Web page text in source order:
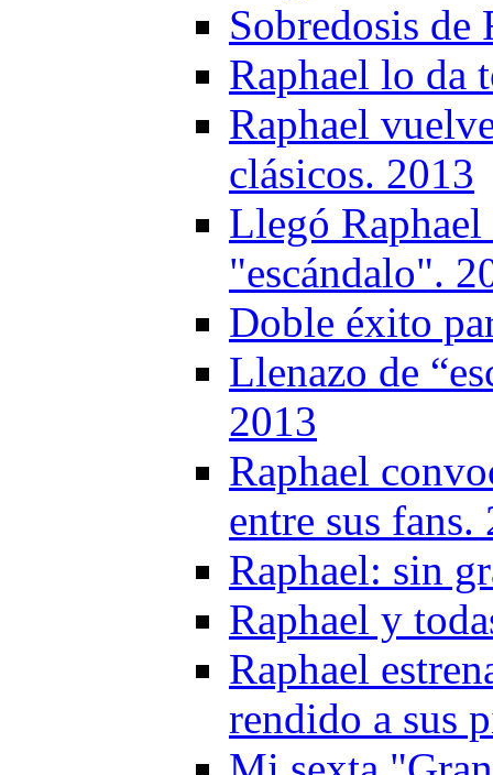
Sobredosis de
Raphael lo da
Raphael
clásicos. 2013
Llegó
"escándalo".
Doble éxito
Llenazo de
2013
Raphael
entre sus fans.
Raphael: sin
Raphael y
Raphael
rendido a sus